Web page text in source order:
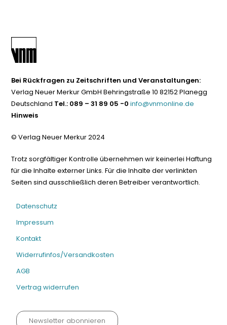
Bei Rückfragen zu Zeitschriften und Veranstaltungen:
Verlag Neuer Merkur GmbH Behringstraße 10 82152 Planegg
Deutschland Tel.: 089 – 31 89 05 -0 info@vnmonline.de
Hinweis
© Verlag Neuer Merkur 2024
Trotz sorgfältiger Kontrolle übernehmen wir keinerlei Haftung
für die Inhalte externer Links. Für die Inhalte der verlinkten
Seiten sind ausschließlich deren Betreiber verantwortlich.
Datenschutz
Impressum
Kontakt
Widerrufinfos/Versandkosten
AGB
Vertrag widerrufen
Newsletter abonnieren